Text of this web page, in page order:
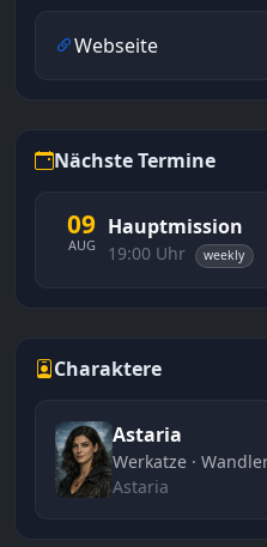
Webseite
Nächste Termine
09
AUG
Hauptmission
19:00 Uhr weekly
Charaktere
Astaria
Werkatze ·
Astaria